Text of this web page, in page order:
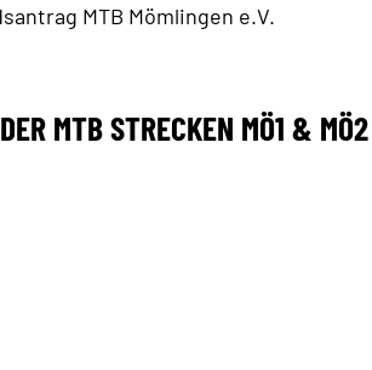
MTB Mömlingen e.V.
MTB STRECKEN MÖ1 & MÖ2